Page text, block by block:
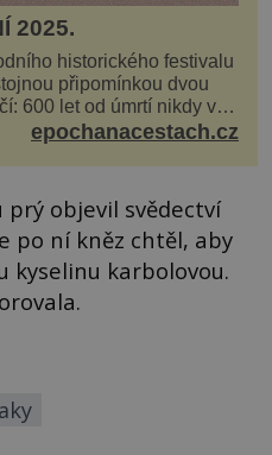
2025.
historického festivalu
připomínkou dvou
600 let od úmrtí nikdy v
Jana Žižky z Tr...
epochanacestach.cz
objevil svědectví
po ní kněz chtěl, aby
kyselinu karbolovou.